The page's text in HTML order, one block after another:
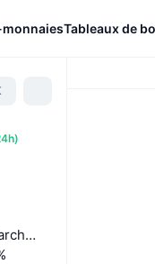
Tableaux de
)
(24 h)